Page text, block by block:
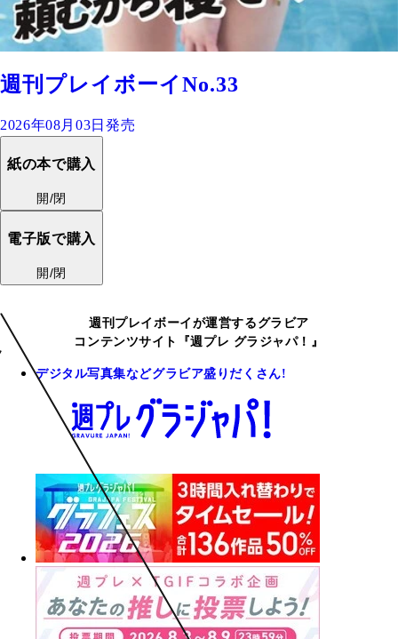
週刊プレイボーイNo.33
2026年08月03日発売
紙の本で購入
開/閉
電子版で購入
開/閉
週刊プレイボーイが運営するグラビア
コンテンツサイト『週プレ グラジャパ！』
デジタル写真集などグラビア盛りだくさん!